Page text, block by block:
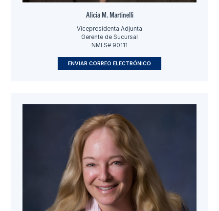
Alicia M. Martinelli
Vicepresidenta Adjunta
Gerente de Sucursal
NMLS# 90111
ENVIAR CORREO ELECTRÓNICO